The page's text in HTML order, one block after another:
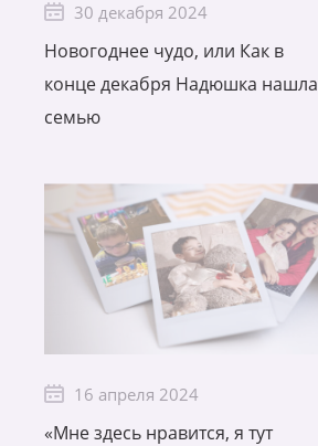
30 декабря 2024
Новогоднее чудо, или Как в
конце декабря Надюшка нашла
семью
16 апреля 2024
«Мне здесь нравится, я тут